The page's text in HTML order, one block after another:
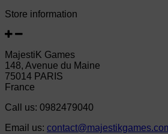
Store information
MajestiK Games
148, Avenue du Maine
75014 PARIS
France
Call us: 0982479040
Email us: